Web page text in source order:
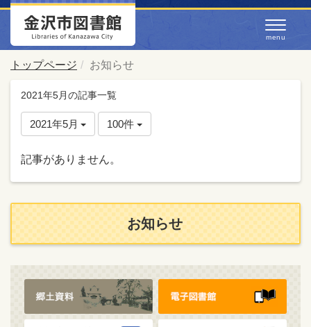
トップページ お知らせ
2021年5月の記事一覧
2021年5月 100件
記事がありません。
お知らせ